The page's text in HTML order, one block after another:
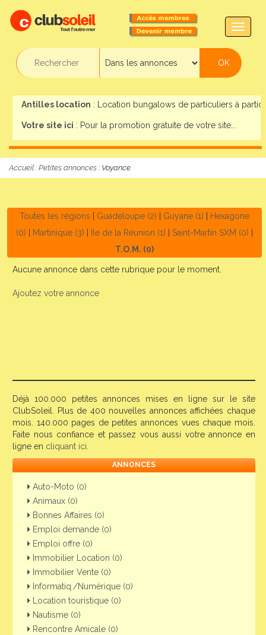
Antilles location : Location bungalows de particuliers à
Votre site ici : Pour la promotion gratuite de votre site...
Accueil : Petites annonces : Voyance
Toutes les régions Guadeloupe (2) Guyane (1)
Hexagone
(0)
Martinique (3) Ile de la Réunion (1) |Saint-Martin SXM (0)
T.O.M. (0)
Aucune annonce dans cette rubrique pour le moment.
Ajoutez votre annonce
Déjà 100.000 petites annonces mises en ligne sur le site
ClubSoleil. Plus de 400 nouvelles annonces affichées chaque
mois. 140.000 pages de petites annonces vues chaque mois.
Faite nous confiance et passez vous aussi votre annonce en
ligne en cliquant ici
ANNONCES
Auto-Moto (0)
Animaux (0)
Bonnes Affaires (0)
Emploi demande (0)
Emploi offre (0)
Immobilier Location (0)
Immobilier Vente (0)
Informatiq./Numérique (0)
Location touristique (0)
Nautisme (0)
Rencontre Amicale (0)